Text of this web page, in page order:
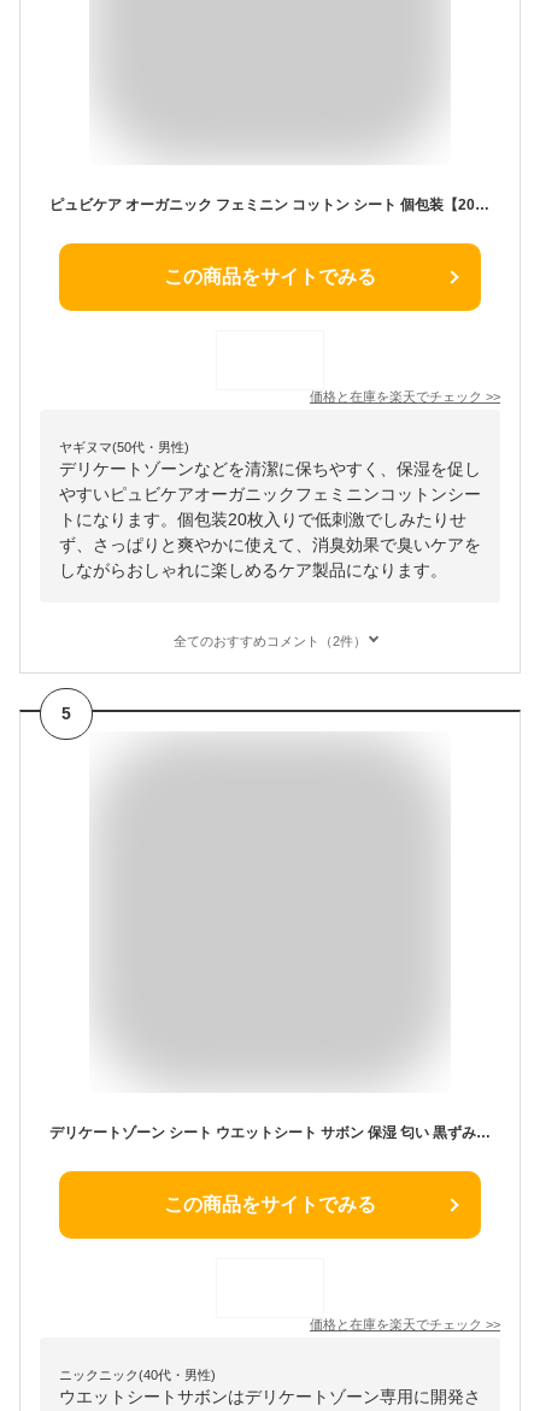
ピュビケア オーガニック フェミニン コットン シート 個包装【20枚入り】デリケートゾーンの臭い むれ対策にオススメ｜低刺激でしみない デリケートゾーン専用 シート ローション ウェットシート｜デリケートゾーン 消臭 臭いケア 無香料
この商品をサイトでみる
価格と在庫を楽天でチェック >>
ヤギヌマ(50代・男性)
デリケートゾーンなどを清潔に保ちやすく、保湿を促し
やすいピュビケアオーガニックフェミニンコットンシー
トになります。個包装20枚入りで低刺激でしみたりせ
ず、さっぱりと爽やかに使えて、消臭効果で臭いケアを
しながらおしゃれに楽しめるケア製品になります。
全てのおすすめコメント（2件）
5
デリケートゾーン シート ウエットシート サボン 保湿 匂い 黒ずみ 匂い VIO ケア 対策 ウェットティッシュ ウエットティッシュ Femia フェム 10枚入×12個 レック lec レック ダイレクト
この商品をサイトでみる
価格と在庫を楽天でチェック >>
ニックニック(40代・男性)
ウエットシートサボンはデリケートゾーン専用に開発さ